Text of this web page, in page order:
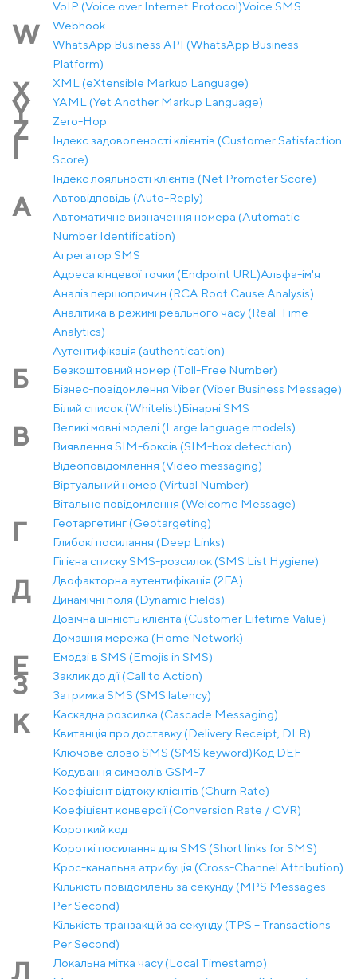
VoIP (Voice over Internet Protocol)Voice SMS
W
Webhook
WhatsApp Business API (WhatsApp Business
Platform)
X XML (eXtensible Markup Language)
Y YAML (Yet Another Markup Language)
Z Zero-Hop
І
Індекс задоволеності клієнтів (Customer Satisfaction
Score)
Індекс лояльності клієнтів (Net Promoter Score)
А
Автовідповідь (Auto-Reply)
Автоматичне визначення номера (Automatic
Number Identification)
Агрегатор SMS
Адреса кінцевої точки (Endpoint URL)Альфа-ім'я
Аналіз першопричин (RCA Root Cause Analysis)
Аналітика в режимі реального часу (Real-Time
Analytics)
Аутентифікація (authentication)
Б
Безкоштовний номер (Toll-Free Number)
Бізнес-повідомлення Viber (Viber Business Message)
Білий список (Whitelist)Бінарні SMS
В
Великі мовні моделі (Large language models)
Виявлення SIM-боксів (SIM-box detection)
Відеоповідомлення (Video messaging)
Віртуальний номер (Virtual Number)
Вітальне повідомлення (Welcome Message)
Г
Геотаргетинг (Geotargeting)
Глибокі посилання (Deep Links)
Гігієна списку SMS-розсилок (SMS List Hygiene)
Д
Двофакторна аутентифікація (2FA)
Динамічні поля (Dynamic Fields)
Довічна цінність клієнта (Customer Lifetime Value)
Домашня мережа (Home Network)
Е Емодзі в SMS (Emojis in SMS)
З
Заклик до дії (Call to Action)
Затримка SMS (SMS latency)
К
Каскадна розсилка (Cascade Messaging)
Квитанція про доставку (Delivery Receipt, DLR)
Ключове слово SMS (SMS keyword)Код DEF
Кодування символів GSM-7
Коефіцієнт відтоку клієнтів (Churn Rate)
Коефіцієнт конверсії (Conversion Rate / CVR)
Короткий код
Короткі посилання для SMS (Short links for SMS)
Крос-канальна атрибуція (Cross-Channel Attribution)
Кількість повідомлень за секунду (MPS Messages
Per Second)
Кількість транзакцій за секунду (TPS – Transactions
Per Second)
Л Локальна мітка часу (Local Timestamp)